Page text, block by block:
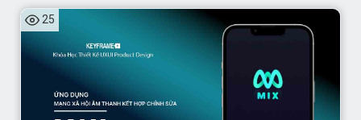
Tải thêm các tác phẩm